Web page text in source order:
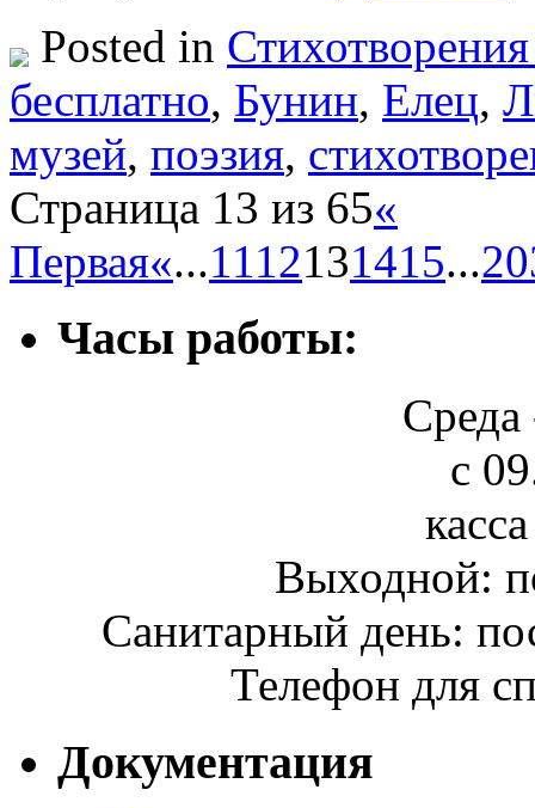
Posted in
бесплатно, Бунин, Елец,
музей, поэзия,
Страница 13 из 65«
Первая«...11 12131415...20
Часы работы:
Среда
с
Выходной:
Санитарный день:
Телефон для
Документация